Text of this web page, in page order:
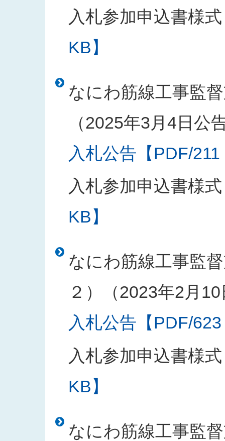
入札参加申込書様式
KB】
なにわ筋線工事監
（2025年3月4日公
入札公告【PDF/
入札参加申込書様式
KB】
なにわ筋線工事監
２）（2023年2月
入札公告【PDF/
入札参加申込書様式
KB】
なにわ筋線工事監